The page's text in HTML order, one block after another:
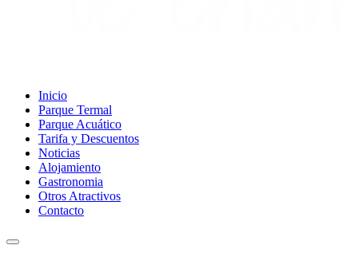
Inicio
Parque Termal
Parque Acuático
Tarifa y Descuentos
Noticias
Alojamiento
Gastronomia
Otros Atractivos
Contacto